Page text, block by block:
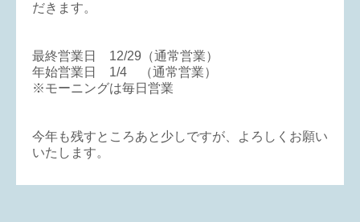
だきます。
最終営業日 12/29（通常営業）
年始営業日 1/4 （通常営業）
※モーニングは毎日営業
今年も残すところあと少しですが、よろしくお願い
いたします。